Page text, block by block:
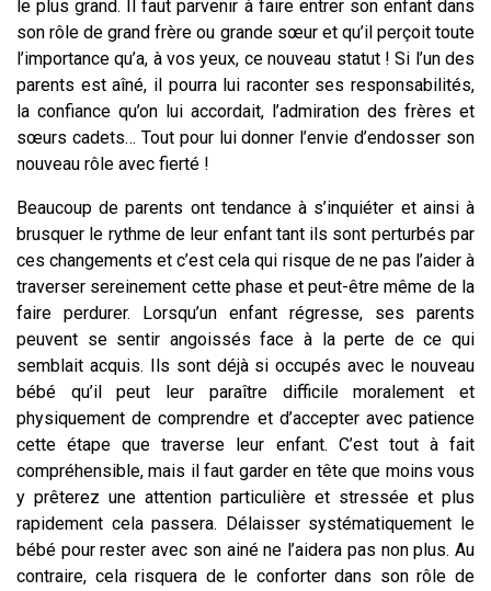
le plus grand. Il faut parvenir à faire entrer son enfant dans
son rôle de grand frère ou grande sœur et qu’il perçoit toute
l’importance qu’a, à vos yeux, ce nouveau statut ! Si l’un des
parents est aîné, il pourra lui raconter ses responsabilités,
la confiance qu’on lui accordait, l’admiration des frères et
sœurs cadets… Tout pour lui donner l’envie d’endosser son
nouveau rôle avec fierté !
Beaucoup de parents ont tendance à s’inquiéter et ainsi à
brusquer le rythme de leur enfant tant ils sont perturbés par
ces changements et c’est cela qui risque de ne pas l’aider à
traverser sereinement cette phase et peut-être même de la
faire perdurer. Lorsqu’un enfant régresse, ses parents
peuvent se sentir angoissés face à la perte de ce qui
semblait acquis. Ils sont déjà si occupés avec le nouveau
bébé qu’il peut leur paraître difficile moralement et
physiquement de comprendre et d’accepter avec patience
cette étape que traverse leur enfant. C’est tout à fait
compréhensible, mais il faut garder en tête que moins vous
y prêterez une attention particulière et stressée et plus
rapidement cela passera. Délaisser systématiquement le
bébé pour rester avec son ainé ne l’aidera pas non plus. Au
contraire, cela risquera de le conforter dans son rôle de